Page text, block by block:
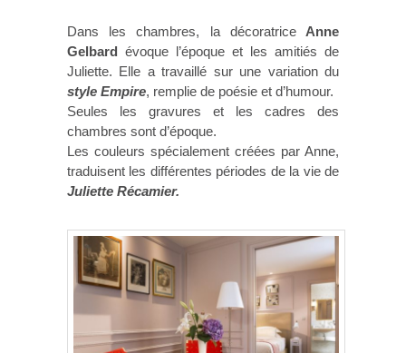
Dans les chambres, la décoratriceAnne
Gelbard évoque l’époque et les amitiés de
Juliette. Elle a travaillé sur une variation du
style Empire, remplie de poésie et d’humour.
Seules les gravures et les cadres des
chambres sont d’époque.
Les couleurs spécialement créées par Anne,
traduisent les différentes périodes de la vie de
Juliette Récamier.